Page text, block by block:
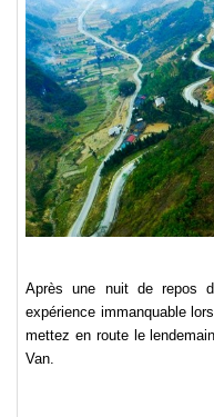
Après une nuit de repos
expérience immanquable
mettez en route le
Van.